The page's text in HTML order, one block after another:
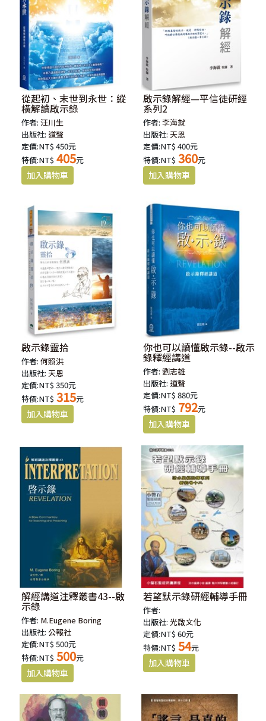
從起初、末世到永世：縱
橫解讀啟示錄
作者:汪川生
出版社:道聲
定價:NT$ 450元
特價:NT$ 405元
啟示錄解經—平信徒研經
系列2
作者:李海就
出版社:天恩
定價:NT$ 400元
特價:NT$ 360元
啟示錄靈拾
作者:何照洪
出版社:天恩
定價:NT$ 350元
特價:NT$ 315元
你也可以讀懂啟示錄--啟示
錄釋經講道
作者:劉志雄
出版社:道聲
定價:NT$ 880元
特價:NT$ 792元
解經講道注釋叢書43--啟
示錄
作者: M.Eugene Boring
出版社:公報社
定價:NT$ 500元
特價:NT$ 500元
若望默示錄研經輔導手冊
作者:
出版社:光啟文化
定價:NT$ 60元
特價:NT$ 54元